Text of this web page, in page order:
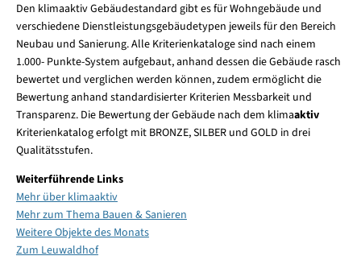
Den klimaaktiv Gebäudestandard gibt es für Wohngebäude und
verschiedene Dienstleistungsgebäudetypen jeweils für den Bereich
Neubau und Sanierung. Alle Kriterienkataloge sind nach einem
1.000- Punkte-System aufgebaut, anhand dessen die Gebäude rasch
bewertet und verglichen werden können, zudem ermöglicht die
Bewertung anhand standardisierter Kriterien Messbarkeit und
Transparenz. Die Bewertung der Gebäude nach dem klimaaktiv
Kriterienkatalog erfolgt mit BRONZE, SILBER und GOLD in drei
Qualitätsstufen.
Weiterführende Links
Mehr über klimaaktiv
Mehr zum Thema Bauen & Sanieren
Weitere Objekte des Monats
Zum Leuwaldhof